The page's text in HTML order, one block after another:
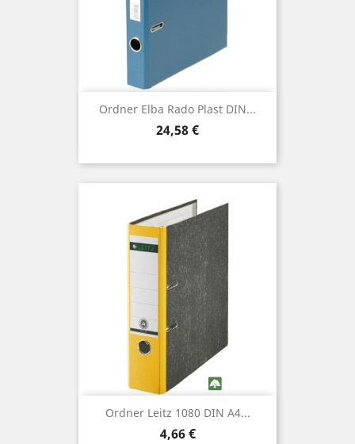
Ordner Elba Rado Plast DIN...
Preis
24,58 €
Ordner Leitz 1080 DIN A4...
Preis
4,66 €